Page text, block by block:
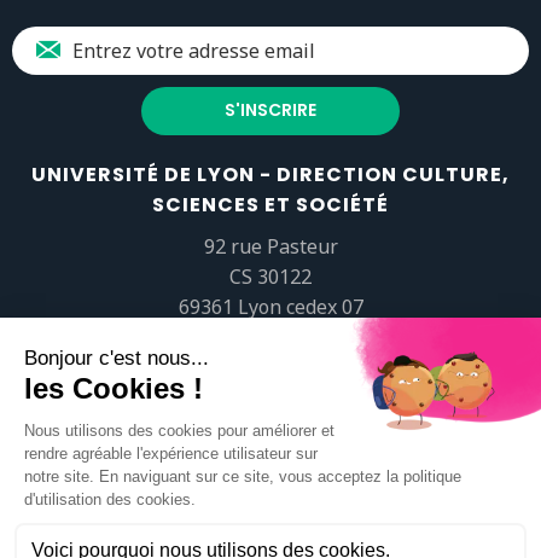
UNIVERSITÉ DE LYON - DIRECTION CULTURE,
SCIENCES ET SOCIÉTÉ
92 rue Pasteur
CS 30122
69361 Lyon cedex 07
popsciences@universite-lyon.fr
Tél.+33 (0)4 37 37 82 01